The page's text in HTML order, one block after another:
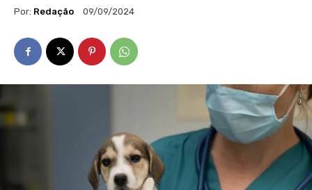
Por: Redação 09/09/2024